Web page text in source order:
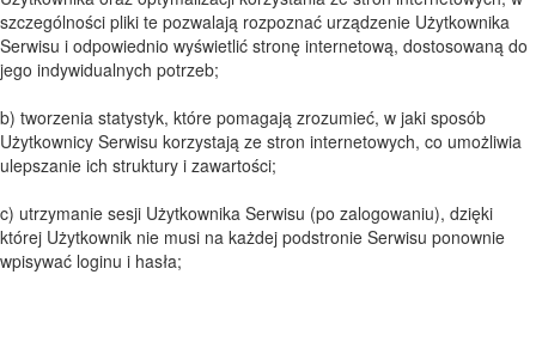
szczególności pliki te pozwalają rozpoznać urządzenie Użytkownika
Serwisu i odpowiednio wyświetlić stronę internetową, dostosowaną do
jego indywidualnych potrzeb;
b) tworzenia statystyk, które pomagają zrozumieć, w jaki sposób
Użytkownicy Serwisu korzystają ze stron internetowych, co umożliwia
ulepszanie ich struktury i zawartości;
c) utrzymanie sesji Użytkownika Serwisu (po zalogowaniu), dzięki
której Użytkownik nie musi na każdej podstronie Serwisu ponownie
wpisywać loginu i hasła;